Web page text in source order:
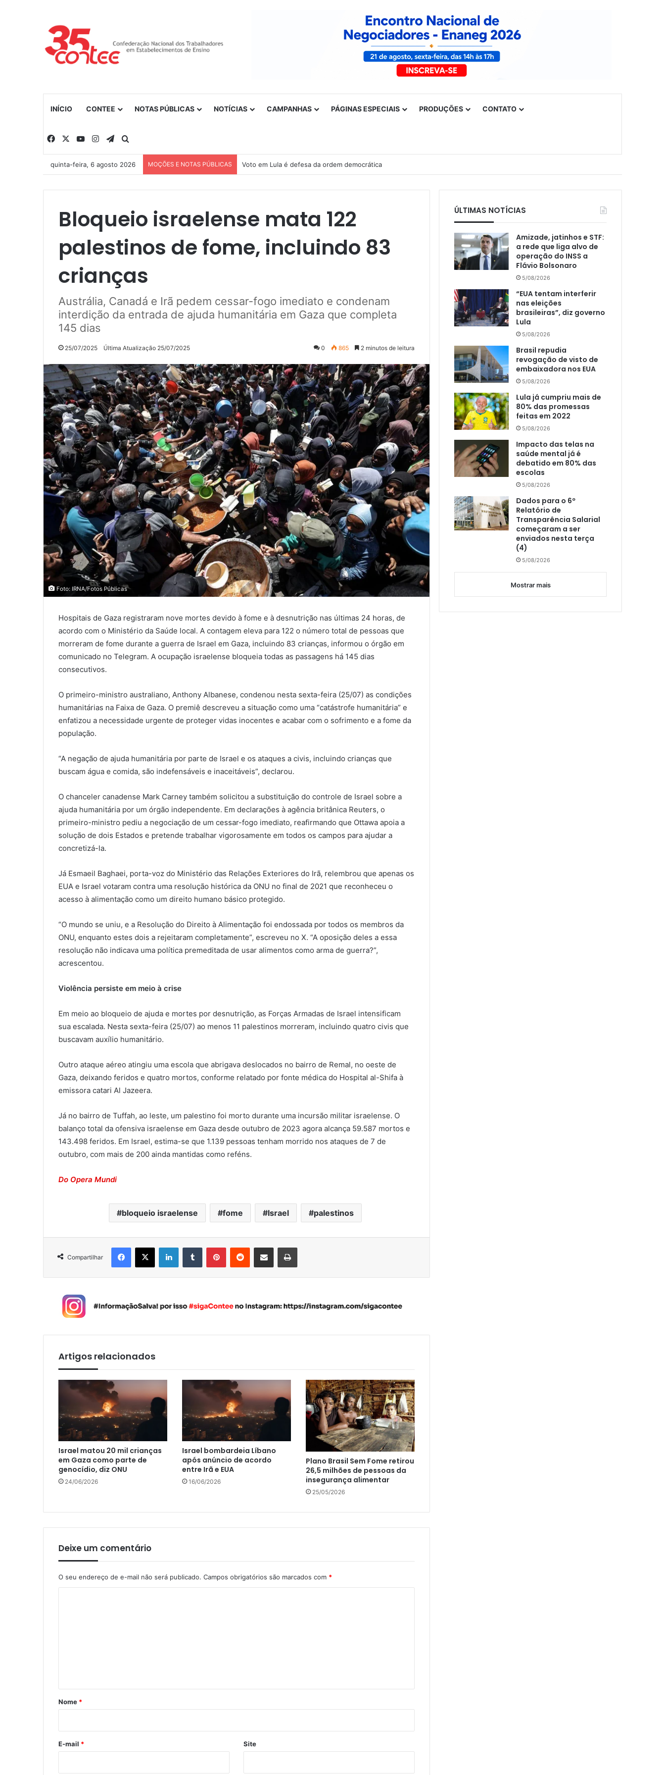
INÍCIO CONTEE NOTAS PÚBLICAS NOTÍCIAS CAMPANHAS PÁGINAS ESPECIAIS PRODUÇÕES CONTATO
Facebook YouTubeInstagramTelegram
quinta-feira, 6 agosto 2026 MOÇÕES E NOTAS PÚBLICAS Voto em Lula é defesa da ordem democrática
Bloqueio israelense mata 122
palestinos de fome, incluindo 83
crianças
Austrália, Canadá e Irã pedem cessar-fogo imediato e condenam
interdição da entrada de ajuda humanitária em Gaza que completa
145 dias
25/07/2025 Última Atualização 25/07/2025 0 865 2 minutos de leitura
Foto: IRNA/Fotos Públicas
Hospitais de Gaza registraram nove mortes devido à fome e à desnutrição nas últimas 24 horas, de
acordo com o Ministério da Saúde local. A contagem eleva para 122 o número total de pessoas que
morreram de fome durante a guerra de Israel em Gaza, incluindo 83 crianças, informou o órgão em
comunicado no Telegram. A ocupação israelense bloqueia todas as passagens há 145 dias
consecutivos.
O primeiro-ministro australiano, Anthony Albanese, condenou nesta sexta-feira (25/07) as condições
humanitárias na Faixa de Gaza. O premiê descreveu a situação como uma “catástrofe humanitária” e
enfatizou a necessidade urgente de proteger vidas inocentes e acabar com o sofrimento e a fome da
população.
“A negação de ajuda humanitária por parte de Israel e os ataques a civis, incluindo crianças que
buscam água e comida, são indefensáveis e inaceitáveis”, declarou.
O chanceler canadense Mark Carney também solicitou a substituição do controle de Israel sobre a
ajuda humanitária por um órgão independente. Em declarações à agência britânica Reuters, o
primeiro-ministro pediu a negociação de um cessar-fogo imediato, reafirmando que Ottawa apoia a
solução de dois Estados e pretende trabalhar vigorosamente em todos os campos para ajudar a
concretizá-la.
Já Esmaeil Baghaei, porta-voz do Ministério das Relações Exteriores do Irã, relembrou que apenas os
EUA e Israel votaram contra uma resolução histórica da ONU no final de 2021 que reconheceu o
acesso à alimentação como um direito humano básico protegido.
“O mundo se uniu, e a Resolução do Direito à Alimentação foi endossada por todos os membros da
ONU, enquanto estes dois a rejeitaram completamente”, escreveu no X. “A oposição deles a essa
resolução não indicava uma política premeditada de usar alimentos como arma de guerra?”,
acrescentou.
Violência persiste em meio à crise
Em meio ao bloqueio de ajuda e mortes por desnutrição, as Forças Armadas de Israel intensificam
sua escalada. Nesta sexta-feira (25/07) ao menos 11 palestinos morreram, incluindo quatro civis que
buscavam auxílio humanitário.
Outro ataque aéreo atingiu uma escola que abrigava deslocados no bairro de Remal, no oeste de
Gaza, deixando feridos e quatro mortos, conforme relatado por fonte médica do Hospital al-Shifa à
emissora catari Al Jazeera.
Já no bairro de Tuffah, ao leste, um palestino foi morto durante uma incursão militar israelense. O
balanço total da ofensiva israelense em Gaza desde outubro de 2023 agora alcança 59.587 mortos e
143.498 feridos. Em Israel, estima-se que 1.139 pessoas tenham morrido nos ataques de 7 de
outubro, com mais de 200 ainda mantidas como reféns.
Do Opera Mundi
bloqueio israelense fome Israel palestinos
Compartilhar
Artigos relacionados
Israel matou 20 mil crianças
em Gaza como parte de
genocídio, diz ONU
24/06/2026
Israel bombardeia Líbano
após anúncio de acordo
entre Irã e EUA
16/06/2026
Plano Brasil Sem Fome retirou
26,5 milhões de pessoas da
insegurança alimentar
25/05/2026
Deixe um comentário
O seu endereço de e-mail não será publicado. Campos obrigatórios são marcados com *
r
*
Nome *
E-mail * Site
ÚLTIMAS NOTÍCIAS
Amizade, jatinhos e STF:
a rede que liga alvo de
operação do INSS a
Flávio Bolsonaro
5/08/2026
“EUA tentam interferir
nas eleições
brasileiras”, diz governo
Lula
5/08/2026
Brasil repudia
revogação de visto de
embaixadora nos EUA
5/08/2026
Lula já cumpriu mais de
80% das promessas
feitas em 2022
5/08/2026
Impacto das telas na
saúde mental já é
debatido em 80% das
escolas
5/08/2026
Dados para o 6º
Relatório de
Transparência Salarial
começaram a ser
enviados nesta terça
(4)
5/08/2026
Mostrar mais